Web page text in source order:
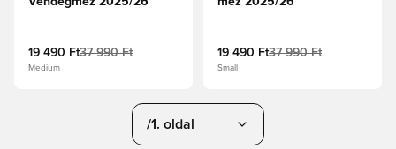
19 490 Ft37 990 Ft
Medium
19 490 Ft37 990 Ft
Small
/1. oldal